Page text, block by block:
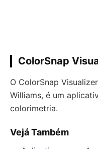
ColorSnap
O ColorSnap
Williams, é um
colorimetria.
Vejá Também